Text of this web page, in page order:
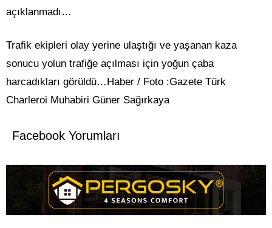
açıklanmadı…
Trafik ekipleri olay yerine ulaştığı ve yaşanan kaza
sonucu yolun trafiğe açılması için yoğun çaba
harcadıkları görüldü…Haber / Foto :Gazete Türk
Charleroi Muhabiri Güner Sağırkaya
Facebook Yorumları